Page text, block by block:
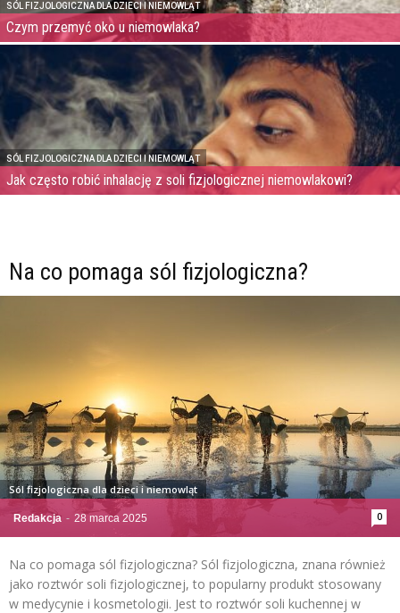
SÓL FIZJOLOGICZNA DLA DZIECI I NIEMOWLĄT
Czym przemyć oko u niemowlaka?
SÓL FIZJOLOGICZNA DLA DZIECI I NIEMOWLĄT
Jak często robić inhalację z soli fizjologicznej niemowlakowi?
Na co pomaga sól fizjologiczna?
Redakcja - 28 marca 2025 0
Sól fizjologiczna dla dzieci i niemowląt
Na co pomaga sól fizjologiczna? Sól fizjologiczna, znana również
jako roztwór soli fizjologicznej, to popularny produkt stosowany
w medycynie i kosmetologii. Jest to roztwór soli kuchennej w